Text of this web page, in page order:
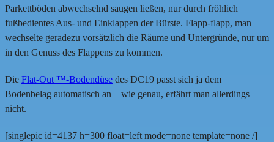
Parkettböden abwechselnd saugen ließen, nur durch fröhlich
fußbedientes Aus- und Einklappen der Bürste. Flapp-flapp, man
wechselte geradezu vorsätzlich die Räume und Untergründe, nur um
in den Genuss des Flappens zu kommen.
Die Flat-Out ™-Bodendüse des DC19 passt sich ja dem
Bodenbelag automatisch an – wie genau, erfährt man allerdings
nicht.
[singlepic id=4137 h=300 float=left mode=none template=none /]